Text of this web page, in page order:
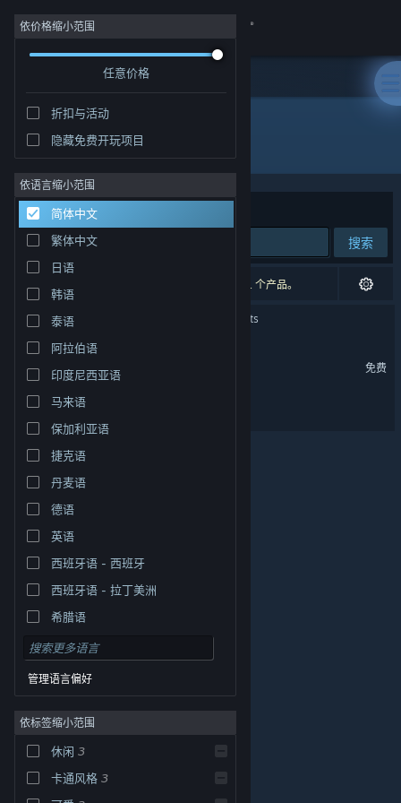
登录
社区
关于
客服
更改语言
获取 Steam 手机应用
查看桌面版网站
© Valve Corporation。保留所有权利。所有商标均为其在
律信息| 无障碍|Steam 订户协议
依价格缩小范围
任意价格
折扣与活动
隐藏免费开玩项目
依语言缩小范围
简体中文
繁体中文
日语
韩语
泰语
阿拉伯语
印度尼西亚语
马来语
保加利亚语
捷克语
丹麦语
德语
英语
西班牙语 - 西班牙
西班牙语 - 拉丁美洲
希腊语
管理语言偏好
依标签缩小范围
休闲 3
卡通风格 3
开发者: lidlocks
排序依据 相关性
搜索
3 个匹配的搜索结果。 根据您的偏好，已排除了 1 个产品。
黒ニ狂: Summoner of Greats
免费